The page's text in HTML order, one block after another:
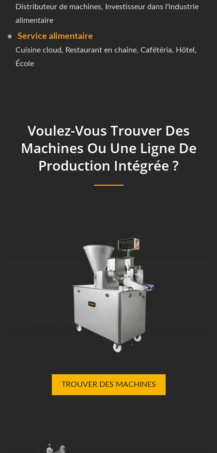
Distributeur de machines, Investisseur dans l'industrie
alimentaire
Service alimentaire
Cuisine cloud, Restaurant en chaîne, Cafétéria, Hôtel,
École
Voulez-Vous Trouver Des
Machines Ou Une Ligne De
Production Intégrée ?
TROUVER DES MACHINES